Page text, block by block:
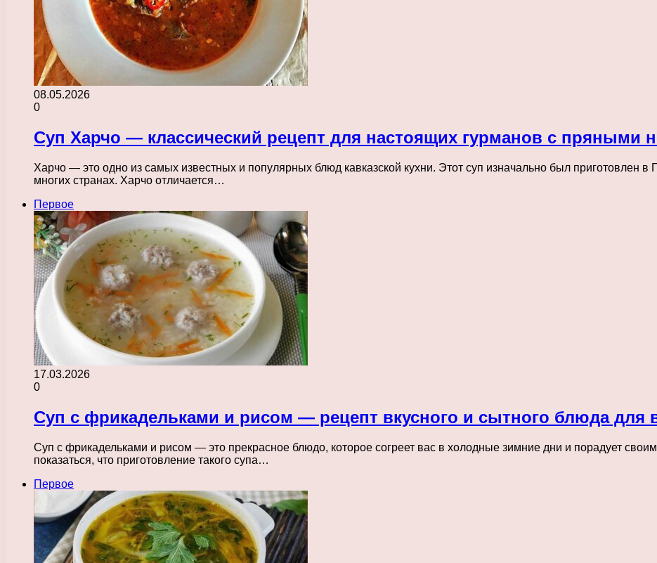
08.05.2026
0
Суп Харчо — классический рецепт для настоящих гурманов с пряными
Харчо — это одно из самых известных и популярных блюд кавказской кухни. Этот суп изначально был приготовлен
многих странах. Харчо отличается…
Первое
17.03.2026
0
Суп с фрикадельками и рисом — рецепт вкусного и сытного блюда для
Суп с фрикадельками и рисом — это прекрасное блюдо, которое согреет вас в холодные зимние дни и порадует
показаться, что приготовление такого супа…
Первое